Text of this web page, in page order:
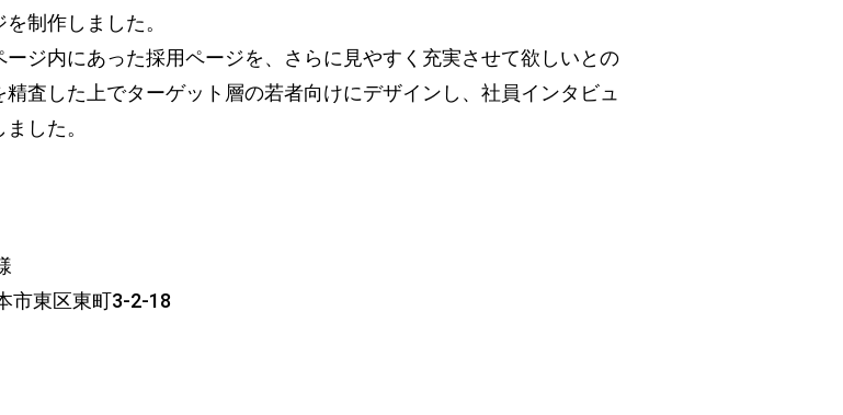
制作しました。
ージ内にあった採用ページを、さらに見やすく充実させて欲しいとの
査した上でターゲット層の若者向けにデザインし、社員インタビュ
した。
市東区東町3-2-18